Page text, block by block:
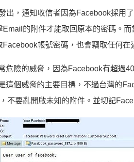
出，通知收信者因為Facebook採用
的附件才能取回原本的密碼。
帳號密碼，也會竊取任何在
危險的威脅，因為Facebook有超過
這個威脅的主要目標，不過台灣的
不要亂開啟未知的附件。並切記